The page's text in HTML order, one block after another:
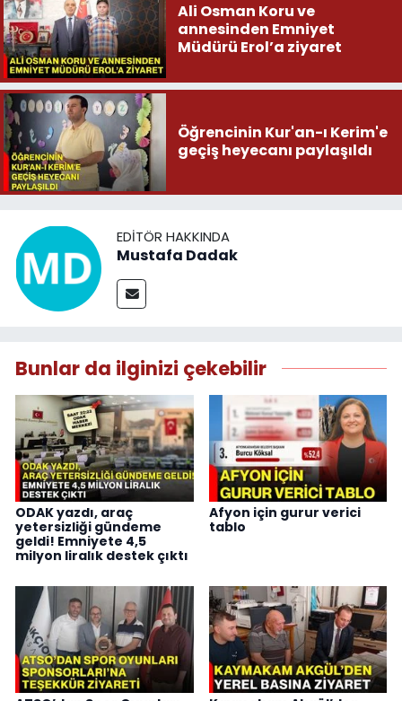
Ali Osman Koru ve
annesinden Emniyet
Müdürü Erol’a ziyaret
Öğrencinin Kur'an-ı Kerim'e
geçiş heyecanı paylaşıldı
EDITÖR HAKKINDA
Mustafa Dadak
Bunlar da ilginizi çekebilir
ODAK yazdı, araç
yetersizliği gündeme
geldi! Emniyete 4,5
milyon liralık destek çıktı
Afyon için gurur verici
tablo